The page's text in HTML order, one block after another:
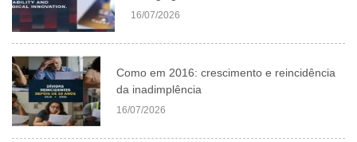
16/07/2026
Como em 2016: crescimento e reincidência
da inadimplência
16/07/2026